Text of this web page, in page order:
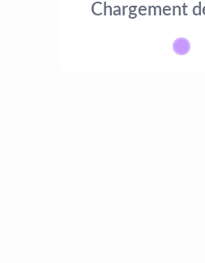
Chargement